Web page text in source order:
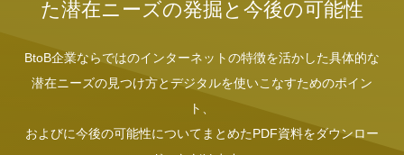
た潜在ニーズの発掘と今後の可能性
BtoB企業ならではのインターネットの特徴を活かした具体的な
潜在ニーズの見つけ方とデジタルを使いこなすためのポイン
ト、
およびに今後の可能性についてまとめたPDF資料をダウンロー